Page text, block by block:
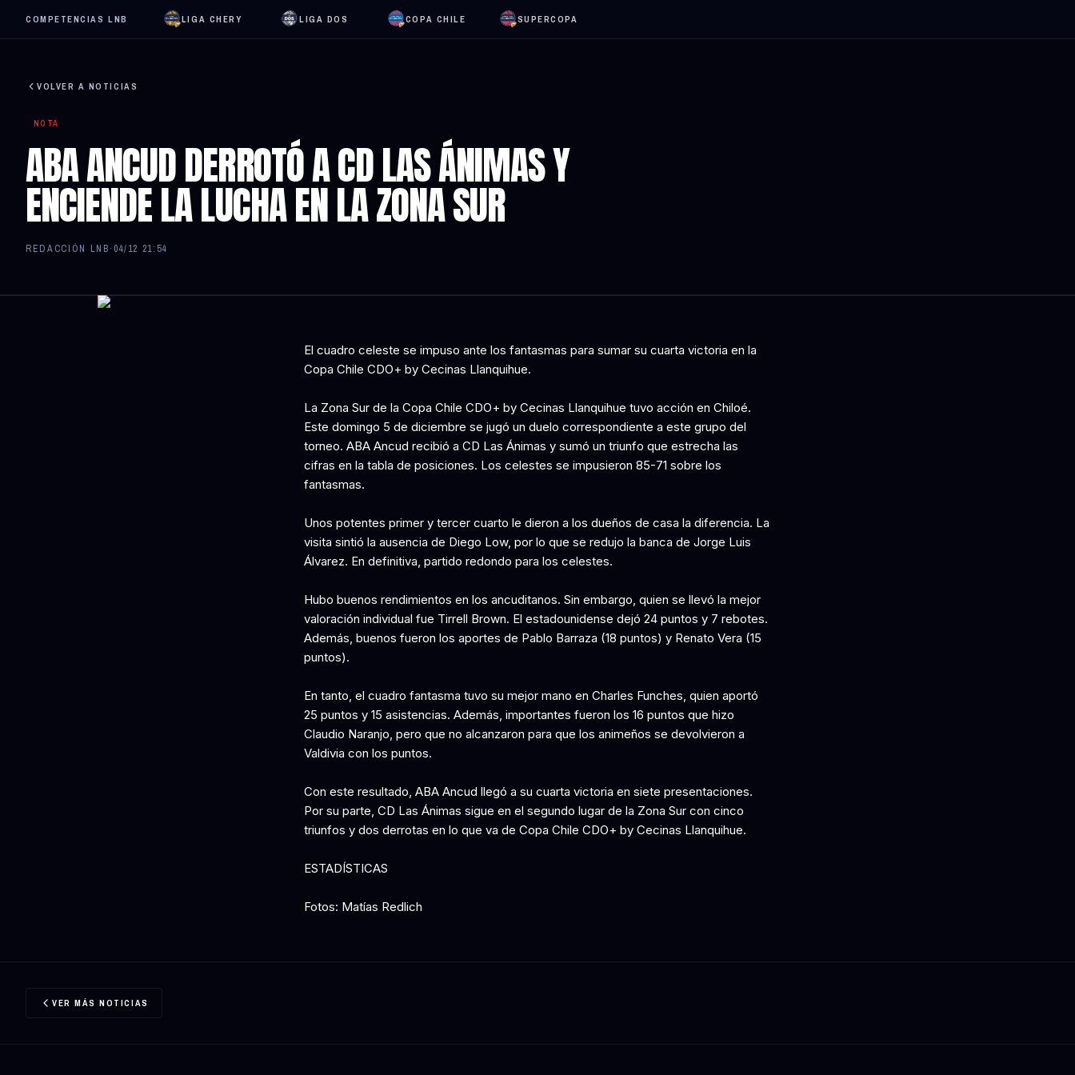
COMPETENCIAS LNB LIGA CHERY LIGA DOS COPA CHILE SUPERCOPA
VOLVER A NOTICIAS
NOTA
ABA ANCUD DERROTÓ A CD LAS ÁNIMAS Y
ENCIENDE LA LUCHA EN LA ZONA SUR
REDACCIÓN LNB· 04/12 21:54
El cuadro celeste se impuso ante los fantasmas para sumar su cuarta victoria en la
Copa Chile CDO+ by Cecinas Llanquihue.
La Zona Sur de la Copa Chile CDO+ by Cecinas Llanquihue tuvo acción en Chiloé.
Este domingo 5 de diciembre se jugó un duelo correspondiente a este grupo del
torneo. ABA Ancud recibió a CD Las Ánimas y sumó un triunfo que estrecha las
cifras en la tabla de posiciones. Los celestes se impusieron 85-71 sobre los
fantasmas.
Unos potentes primer y tercer cuarto le dieron a los dueños de casa la diferencia. La
visita sintió la ausencia de Diego Low, por lo que se redujo la banca de Jorge Luis
Álvarez. En definitiva, partido redondo para los celestes.
Hubo buenos rendimientos en los ancuditanos. Sin embargo, quien se llevó la mejor
valoración individual fue Tirrell Brown. El estadounidense dejó 24 puntos y 7 rebotes.
Además, buenos fueron los aportes de Pablo Barraza (18 puntos) y Renato Vera (15
puntos).
En tanto, el cuadro fantasma tuvo su mejor mano en Charles Funches, quien aportó
25 puntos y 15 asistencias. Además, importantes fueron los 16 puntos que hizo
Claudio Naranjo, pero que no alcanzaron para que los animeños se devolvieron a
Valdivia con los puntos.
Con este resultado, ABA Ancud llegó a su cuarta victoria en siete presentaciones.
Por su parte, CD Las Ánimas sigue en el segundo lugar de la Zona Sur con cinco
triunfos y dos derrotas en lo que va de Copa Chile CDO+ by Cecinas Llanquihue.
ESTADÍSTICAS
Fotos: Matías Redlich
VER MÁS NOTICIAS